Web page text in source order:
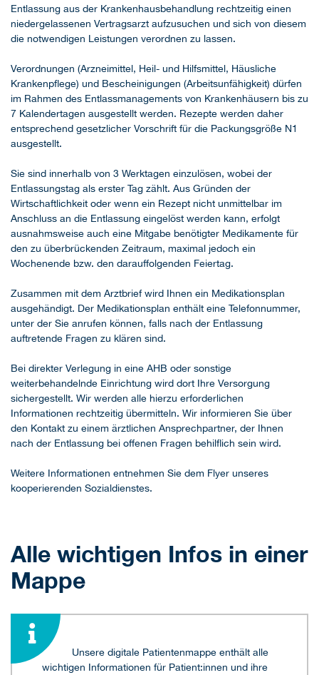
Entlassung aus der Krankenhausbehandlung rechtzeitig einen
niedergelassenen Vertragsarzt aufzusuchen und sich von diesem
die notwendigen Leistungen verordnen zu lassen.
Verordnungen (Arzneimittel, Heil- und Hilfsmittel, Häusliche
Krankenpflege) und Bescheinigungen (Arbeitsunfähigkeit) dürfen
im Rahmen des Entlassmanagements von Krankenhäusern bis zu
7 Kalendertagen ausgestellt werden. Rezepte werden daher
entsprechend gesetzlicher Vorschrift für die Packungsgröße N1
ausgestellt.
Sie sind innerhalb von 3 Werktagen einzulösen, wobei der
Entlassungstag als erster Tag zählt. Aus Gründen der
Wirtschaftlichkeit oder wenn ein Rezept nicht unmittelbar im
Anschluss an die Entlassung eingelöst werden kann, erfolgt
ausnahmsweise auch eine Mitgabe benötigter Medikamente für
den zu überbrückenden Zeitraum, maximal jedoch ein
Wochenende bzw. den darauffolgenden Feiertag.
Zusammen mit dem Arztbrief wird Ihnen ein Medikationsplan
ausgehändigt. Der Medikationsplan enthält eine Telefonnummer,
unter der Sie anrufen können, falls nach der Entlassung
auftretende Fragen zu klären sind.
Bei direkter Verlegung in eine AHB oder sonstige
weiterbehandelnde Einrichtung wird dort Ihre Versorgung
sichergestellt. Wir werden alle hierzu erforderlichen
Informationen rechtzeitig übermitteln. Wir informieren Sie über
den Kontakt zu einem ärztlichen Ansprechpartner, der Ihnen
nach der Entlassung bei offenen Fragen behilflich sein wird.
Weitere Informationen entnehmen Sie dem Flyer unseres
kooperierenden Sozialdienstes.
Alle wichtigen Infos in einer
Mappe
Unsere digitale Patientenmappe enthält alle
wichtigen Informationen für Patient:innen und ihre